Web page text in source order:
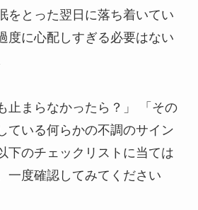
をとった翌日に落ち着いてい
度に心配しすぎる必要はない
止まらなかったら？」 「その
ている何らかの不調のサイン
下のチェックリストに当ては
一度確認してみてください